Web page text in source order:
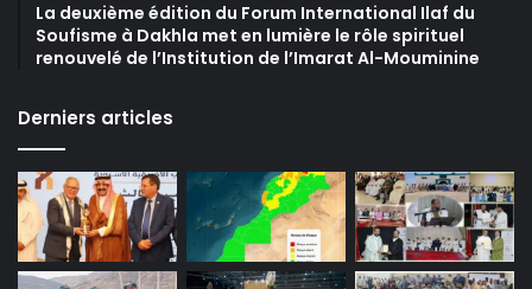
La deuxième édition du Forum International Ilaf du
Soufisme à Dakhla met en lumière le rôle spirituel
renouvelé de l’Institution de l’Imarat Al-Mouminine
Derniers articles